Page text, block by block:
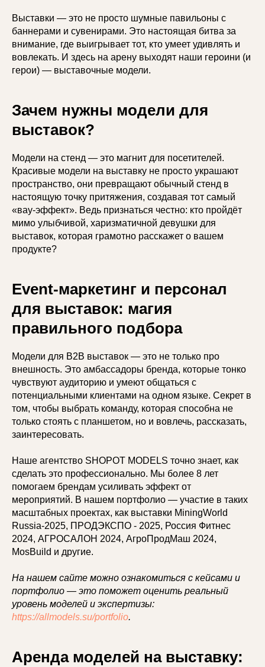
Выставки — это не просто шумные павильоны с
баннерами и сувенирами. Это настоящая битва за
внимание, где выигрывает тот, кто умеет удивлять и
вовлекать. И здесь на арену выходят наши героини (и
герои) — выставочные модели.
Зачем нужны модели для
выставок?
Модели на стенд — это магнит для посетителей.
Красивые модели на выставку не просто украшают
пространство, они превращают обычный стенд в
настоящую точку притяжения, создавая тот самый
«вау-эффект». Ведь признаться честно: кто пройдёт
мимо улыбчивой, харизматичной девушки для
выставок, которая грамотно расскажет о вашем
продукте?
Event-маркетинг и персонал
для выставок: магия
правильного подбора
Модели для B2B выставок — это не только про
внешность. Это амбассадоры бренда, которые тонко
чувствуют аудиторию и умеют общаться с
потенциальными клиентами на одном языке. Секрет в
том, чтобы выбрать команду, которая способна не
только стоять с планшетом, но и вовлечь, рассказать,
заинтересовать.
Наше агентство SHOPOT MODELS точно знает, как
сделать это профессионально. Мы более 8 лет
помогаем брендам усиливать эффект от
мероприятий. В нашем портфолио — участие в таких
масштабных проектах, как выставки MiningWorld
Russia-2025, ПРОДЭКСПО - 2025, Россия Фитнес
2024, АГРОСАЛОН 2024, АгроПродМаш 2024,
MosBuild и другие.
На нашем сайте можно ознакомиться с кейсами и
портфолио — это поможет оценить реальный
уровень моделей и экспертизы:
https://allmodels.su/portfolio.
Аренда моделей на выставку: